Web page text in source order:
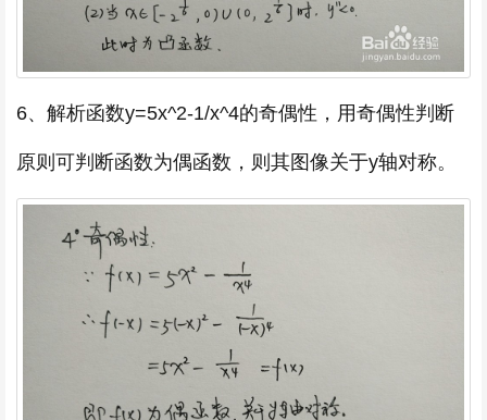
6、解析函数y=5x^2-1/x^4的奇偶性，用奇偶性判断
原则可判断函数为偶函数，则其图像关于y轴对称。